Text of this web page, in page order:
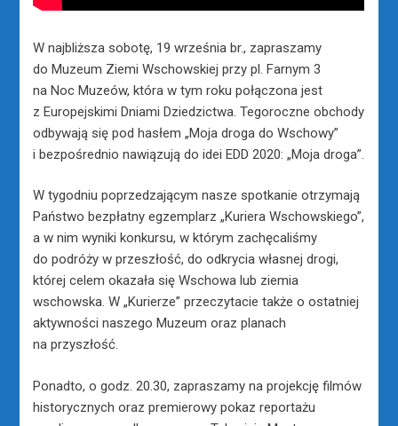
W najbliższa sobotę, 19 września br., zapraszamy
do Muzeum Ziemi Wschowskiej przy pl. Farnym 3
na Noc Muzeów, która w tym roku połączona jest
z Europejskimi Dniami Dziedzictwa. Tegoroczne obchody
odbywają się pod hasłem „Moja droga do Wschowy”
i bezpośrednio nawiązują do idei EDD 2020: „Moja droga”.
W tygodniu poprzedzającym nasze spotkanie otrzymają
Państwo bezpłatny egzemplarz „Kuriera Wschowskiego”,
a w nim wyniki konkursu, w którym zachęcaliśmy
do podróży w przeszłość, do odkrycia własnej drogi,
której celem okazała się Wschowa lub ziemia
wschowska. W „Kurierze” przeczytacie także o ostatniej
aktywności naszego Muzeum oraz planach
na przyszłość.
Ponadto, o godz. 20.30, zapraszamy na projekcję filmów
historycznych oraz premierowy pokaz reportażu